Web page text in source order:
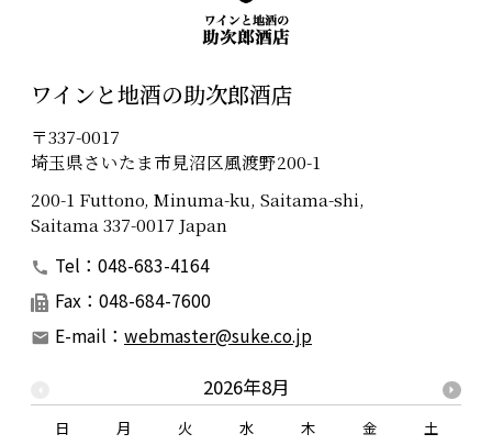
ワインと地酒の助次郎酒店
〒337-0017
埼玉県さいたま市見沼区風渡野200-1
200-1 Futtono, Minuma-ku, Saitama-shi,
Saitama 337-0017 Japan
Tel：048-683-4164
Fax：048-684-7600
E-mail： webmaster@suke.co.jp
2026年8月
日 月 火 水 木 金
土